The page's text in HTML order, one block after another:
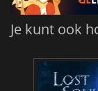
Je kunt ook